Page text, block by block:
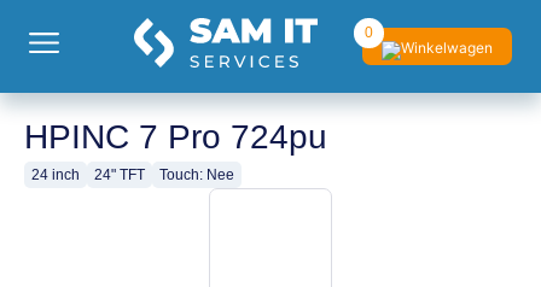
0
HPINC 7 Pro 724pu
24 inch 24" TFT Touch: Nee